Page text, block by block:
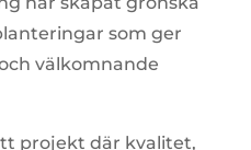
som ger
välkomnande
projekt där kvalitet,